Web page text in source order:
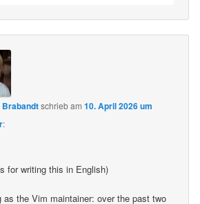
schriebam10. April 2026 um
:
for writing this in English)
as the Vim maintainer: over the past two